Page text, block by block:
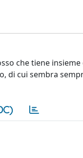
che tiene
di cui sembra